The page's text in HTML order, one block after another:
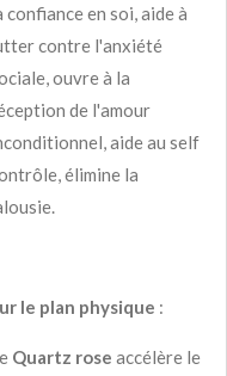
confiance en soi, aide à
contre l'anxiété
ouvre à la
de l'amour
aide au self
élimine la
le plan physique :
Quartz rose accélère le